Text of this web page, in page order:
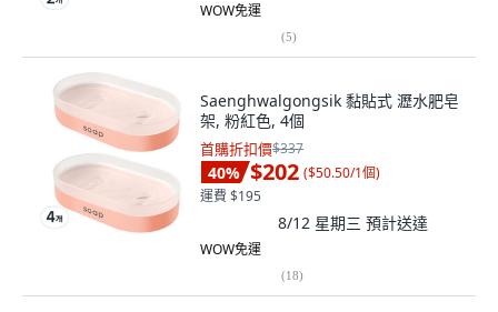
WOW免運
(5)
Saenghwalgongsik 黏貼式 瀝水肥皂
架, 粉紅色, 4個
首購折扣價$337
40% $202 ($50.50/1個)
運費 $195
8/12 星期三 預計送達
WOW免運
(18)